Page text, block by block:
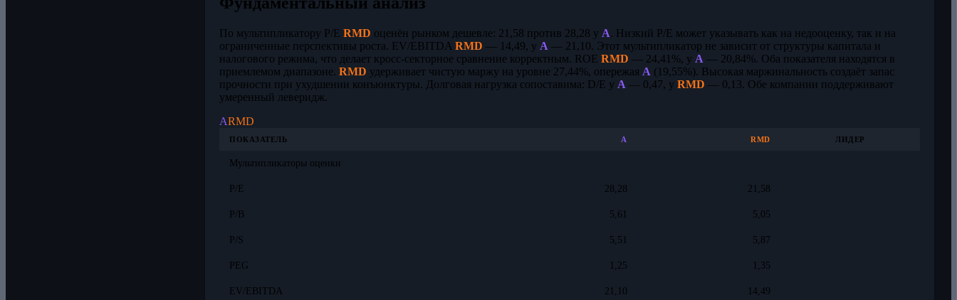
По мультипликатору P/E RMD оценён рынком дешевле: 21,58 против 28,28 у A. Низкий P/E может указывать как на недооценку, так и на
ограниченные перспективы роста. EV/EBITDA RMD — 14,49, у A — 21,10. Этот мультипликатор не зависит от структуры капитала и
налогового режима, что делает кросс-секторное сравнение корректным. ROE RMD — 24,41%, у A — 20,84%. Оба показателя находятся в
приемлемом диапазоне. RMD удерживает чистую маржу на уровне 27,44%, опережая A (19,55%). Высокая маржинальность создаёт запас
прочности при ухудшении конъюнктуры. Долговая нагрузка сопоставима: D/E у A — 0,47, у RMD — 0,13. Обе компании поддерживают
умеренный леверидж.
ARMD
ПОКАЗАТЕЛЬ A RMD ЛИДЕР
Мультипликаторы оценки
P/E 28,28 21,58
P/B 5,61 5,05
P/S 5,51 5,87
PEG 1,25 1,35
EV/EBITDA 21,10 14,49